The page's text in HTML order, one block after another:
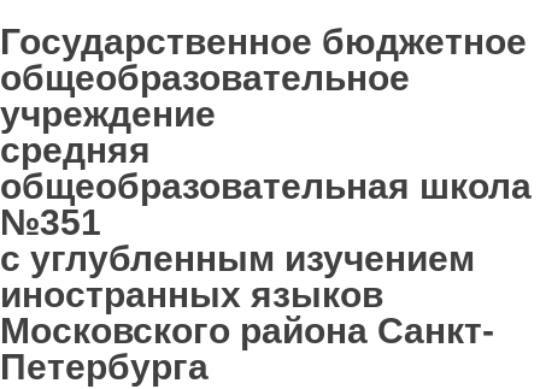
Государственное бюджетное
общеобразовательное
учреждение
средняя
общеобразовательная школа
№351
с углубленным изучением
иностранных языков
Московского района Санкт-
Петербурга